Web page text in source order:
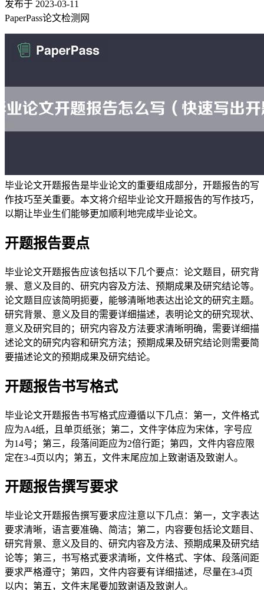
发布于 2023-03-11
PaperPass论文检测网
毕业论文开题报告是毕业论文的重要组成部分，开题报告的写
作技巧至关重要。本文将介绍毕业论文开题报告的写作技巧，
以期让毕业生们能够更加顺利地完成毕业论文。
开题报告要点
毕业论文开题报告应该包括以下几个要点：论文题目，研究背
景、意义及目的、研究内容及方法、预期成果及研究结论等。
论文题目应该简明扼要，能够清晰地表达出论文的研究主题。
研究背景、意义及目的需要详细描述，表明论文的研究现状、
意义及研究目的；研究内容及方法要求清晰明确，需要详细描
述论文的研究内容和研究方法；预期成果及研究结论则需要简
要描述论文的预期成果及研究结论。
开题报告书写格式
毕业论文开题报告书写格式应遵循以下几点：第一，文件格式
应为A4纸，且单页纸张；第二，文件字体应为宋体，字号应
为14号；第三，段落间距应为2倍行距；第四，文件内容应限
定在3-4页以内；第五，文件末尾应加上致谢语及致谢人。
开题报告撰写要求
毕业论文开题报告撰写要求应注意以下几点：第一，文字表达
要求清晰，语言要准确、简洁；第二，内容要包括论文题目、
研究背景、意义及目的、研究内容及方法、预期成果及研究结
论等；第三，书写格式要求清晰，文件格式、字体、段落间距
要求严格遵守；第四，文件内容要有详细描述，尽量在3-4页
以内；第五，文件末尾要加致谢语及致谢人。